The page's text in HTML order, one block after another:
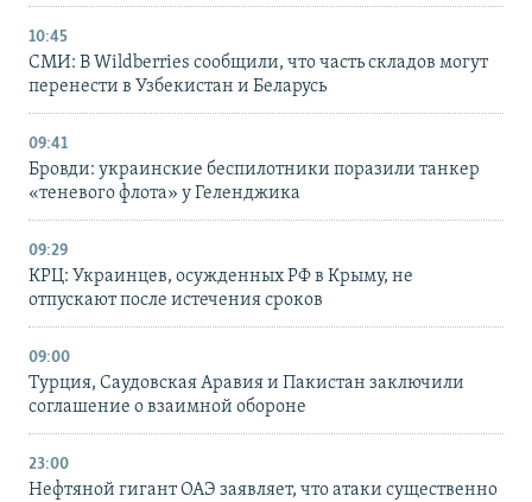
10:45
СМИ: В Wildberries сообщили, что часть складов могут
перенести в Узбекистан и Беларусь
09:41
Бровди: украинские беспилотники поразили танкер
«теневого флота» у Геленджика
09:29
КРЦ: Украинцев, осужденных РФ в Крыму, не
отпускают после истечения сроков
09:00
Турция, Саудовская Аравия и Пакистан заключили
соглашение о взаимной обороне
23:00
Нефтяной гигант ОАЭ заявляет, что атаки существенно